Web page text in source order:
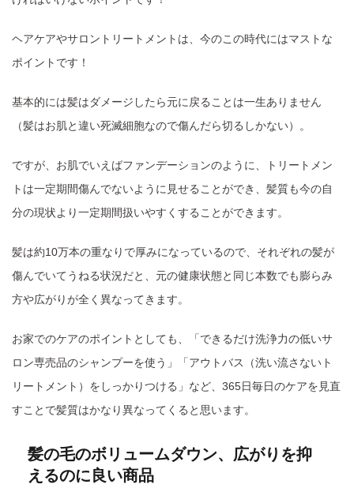
ヘアケアやサロントリートメントは、今のこの時代にはマストな
ポイントです！
基本的には髪はダメージしたら元に戻ることは一生ありません
（髪はお肌と違い死滅細胞なので傷んだら切るしかない）。
ですが、お肌でいえばファンデーションのように、トリートメン
トは一定期間傷んでないように見せることができ、髪質も今の自
分の現状より一定期間扱いやすくすることができます。
髪は約10万本の重なりで厚みになっているので、それぞれの髪が
傷んでいてうねる状況だと、元の健康状態と同じ本数でも膨らみ
方や広がりが全く異なってきます。
お家でのケアのポイントとしても、「できるだけ洗浄力の低いサ
ロン専売品のシャンプーを使う」「アウトバス（洗い流さないト
リートメント）をしっかりつける」など、365日毎日のケアを見直
すことで髪質はかなり異なってくると思います。
髪の毛のボリュームダウン、広がりを抑
えるのに良い商品